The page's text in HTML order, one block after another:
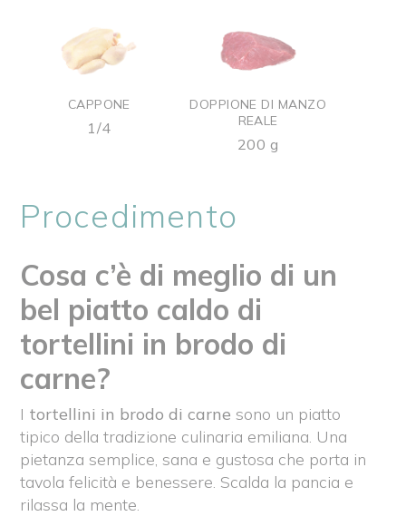
CAPPONE
1/4
DOPPIONE DI MANZO
REALE
200 g
Procedimento
Cosa c’è di meglio di un
bel piatto caldo di
tortellini in brodo di
carne?
I tortellini in brodo di carne sono un piatto
tipico della tradizione culinaria emiliana. Una
pietanza semplice, sana e gustosa che porta in
tavola felicità e benessere. Scalda la pancia e
rilassa la mente.